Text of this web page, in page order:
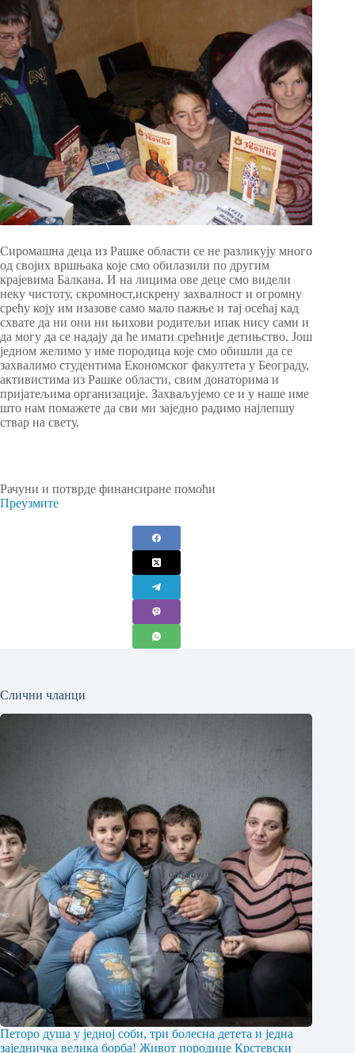
Сиромашна деца из Рашке области се не разликују много
од својих вршњака које смо обилазили по другим
крајевима Балкана. И на лицима ове деце смо видели
неку чистоту, скромност,искрену захвалност и огромну
срећу коју им изазове само мало пажње и тај осећај кад
схвате да ни они ни њихови родитељи ипак нису сами и
да могу да се надају да ће имати срећније детињство. Још
једном желимо у име породица које смо обишли да се
захвалимо студентима Економског факултета у Београду,
активистима из Рашке области, свим донаторима и
пријатељима организације. Захваљујемо се и у наше име
што нам помажете да сви ми заједно радимо најлепшу
ствар на свету.
Рачуни и потврде финансиране помоћи
Преузмите
Слични чланци
Петоро душа у једној соби, три болесна детета и једна
заједничка велика борба! Живот породице Крстевски